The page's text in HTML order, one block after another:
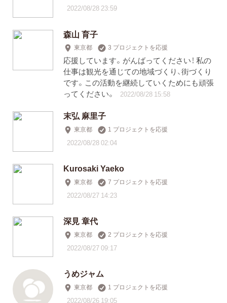
2022/08/28 23:59
森山 育子
東京都 3 プロジェクトを応援
応援しています。がんばってください！ 私の
仕事は観光を通じての地域づくり、街づくり
です。この活動を継続していくためにも頑張
ってください。
2022/08/28 15:58
末弘 麻里子
東京都 1 プロジェクトを応援
2022/08/28 02:04
Kurosaki Yaeko
東京都 7 プロジェクトを応援
2022/08/27 14:23
深見 章代
東京都 2 プロジェクトを応援
2022/08/27 09:17
うめジャム
東京都 1 プロジェクトを応援
2022/08/26 19:05